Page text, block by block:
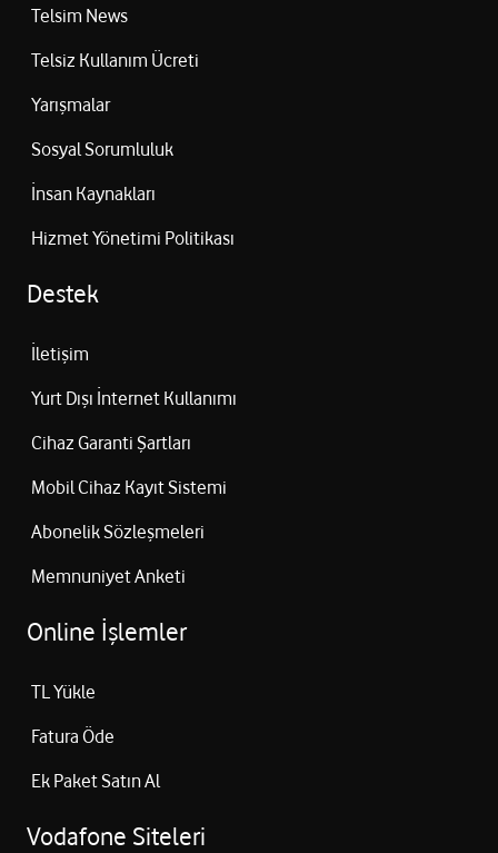
Telsim News
Telsiz Kullanım Ücreti
Yarışmalar
Sosyal Sorumluluk
İnsan Kaynakları
Hizmet Yönetimi Politikası
Destek
İletişim
Yurt Dışı İnternet Kullanımı
Cihaz Garanti Şartları
Mobil Cihaz Kayıt Sistemi
Abonelik Sözleşmeleri
Memnuniyet Anketi
Online İşlemler
TL Yükle
Fatura Öde
Ek Paket Satın Al
Vodafone Siteleri